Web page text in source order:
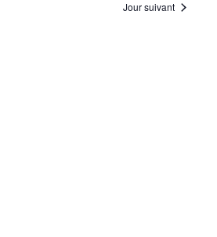
Jour suivant